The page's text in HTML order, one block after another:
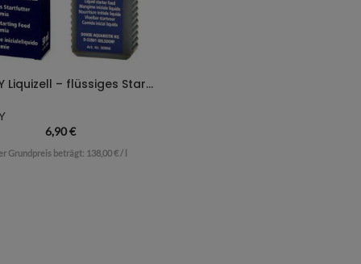
HOBBY Liquizell – flüssiges Startfutter
6,90€
Grundpreis beträgt: 138,00€/ l